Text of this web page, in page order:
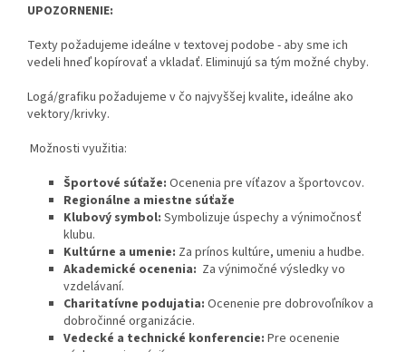
UPOZORNENIE:
Texty požadujeme ideálne v textovej podobe - aby sme ich
vedeli hneď kopírovať a vkladať. Eliminujú sa tým možné chyby.
Logá/grafiku požadujeme v čo najvyššej kvalite, ideálne ako
vektory/krivky.
Možnosti využitia:
Športové súťaže: Ocenenia pre víťazov a športovcov.
Regionálne a miestne súťaže
Klubový symbol: Symbolizuje úspechy a výnimočnosť
klubu.
Kultúrne a umenie: Za prínos kultúre, umeniu a hudbe.
Akademické ocenenia: Za výnimočné výsledky vo
vzdelávaní.
Charitatívne podujatia: Ocenenie pre dobrovoľníkov a
dobročinné organizácie.
Vedecké a technické konferencie: Pre ocenenie